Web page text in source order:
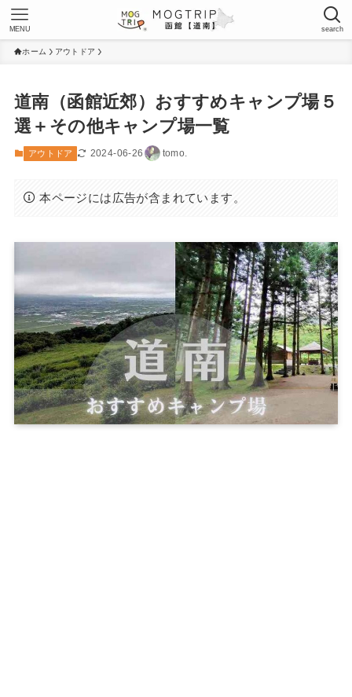
search
MENU
ホーム アウトドア
道南（函館近郊）おすすめキャンプ場５
選＋その他キャンプ場一覧
アウトドア 2024-06-26 tomo.
本ページには広告が含まれています。